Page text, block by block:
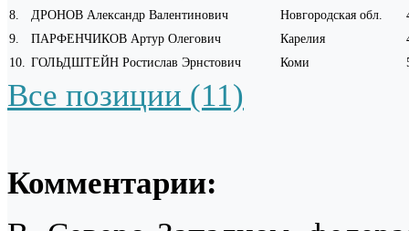
8. ДРОНОВ Александр Валентинович Новгородская обл.
9. ПАРФЕНЧИКОВ Артур Олегович Карелия
10. ГОЛЬДШТЕЙН Ростислав Эрнстович Коми
Все позиции (11)
Комментарии: